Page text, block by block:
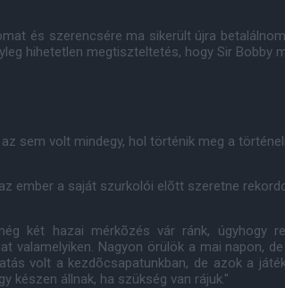
és szerencsére ma sikerült újra
hihetetlen megtiszteltetés, hogy Sir Bobby
sem volt mindegy, hol történik meg a
ember a saját szurkolói elõtt szeretne
két hazai mérkõzés vár ránk, úgyhogy
valamelyiken. Nagyon örülök a mai napon,
volt a kezdõcsapatunkban, de azok a
készen állnak, ha szükség van rájuk."